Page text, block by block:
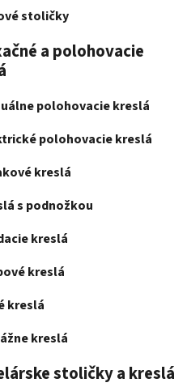
stoličky
a polohovacie
polohovacie kreslá
polohovacie kreslá
kreslá
s podnožkou
kreslá
kreslá
kreslá
kreslá
stoličky a kreslá